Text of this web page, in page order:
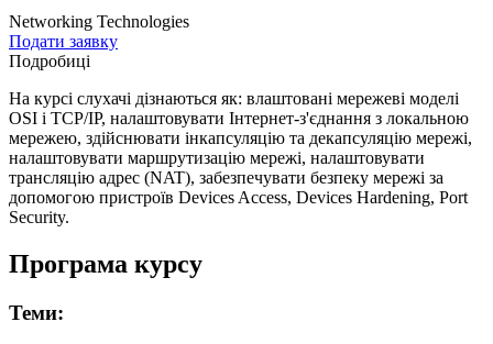
Networking Technologies
Подати заявку
Подробиці
На курсі слухачі дізнаються як: влаштовані мережеві моделі
OSI і TCP/IP, налаштовувати Інтернет-з'єднання з локальною
мережею, здійснювати інкапсуляцію та декапсуляцію мережі,
налаштовувати маршрутизацію мережі, налаштовувати
трансляцію адрес (NAT), забезпечувати безпеку мережі за
допомогою пристроїв Devices Access, Devices Hardening, Port
Security.
Програма курсу
Теми: